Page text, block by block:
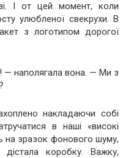
І от цей момент, коли
улюбленої свекрухи. В
з логотипом дорогої
— наполягала вона. — Ми з
накладаючи собі
в наші «високі
на зразок фонового шуму,
коробку. Важку,